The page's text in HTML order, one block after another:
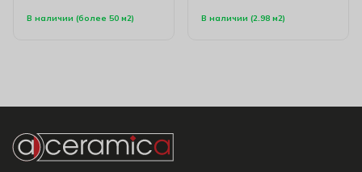
В наличии (более 50 м2) В наличии (2.98 м2)